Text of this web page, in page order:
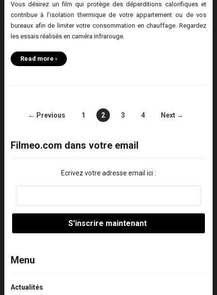
Vous désirez un film qui protège des déperditions calorifiques et
contribue à l’isolation thermique de votre appartement ou de vos
bureaux afin de limiter votre consommation en chauffage. Regardez
les essais réalisés en caméra infrarouge.
Read more ›
← Previous 1 2 3 4 Next →
Filmeo.com dans votre email
Ecrivez votre adresse email ici :
Menu
Actualités